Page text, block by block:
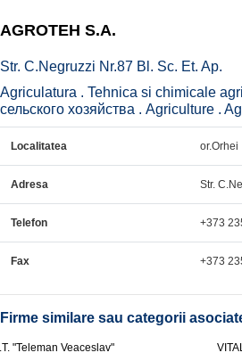
AGROTEH S.A.
Str. C.Negruzzi Nr.87 Bl. Sc. Et. Ap.
Agriculatura . Tehnica si chimicale
сельского хозяйства . Agriculture .
Localitatea or.Orhei
Adresa Str.
Telefon +373
Fax +373
Firme similare sau categorii
"Teleman Veaceslav"